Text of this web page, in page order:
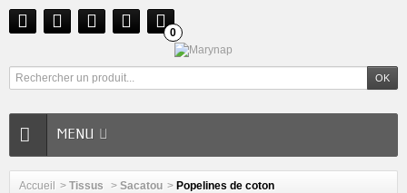
0
MENU
Accueil > Tissus > Sacatou > Popelines de coton